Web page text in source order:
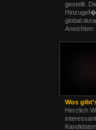
gestellt.
Wos
Herzlich